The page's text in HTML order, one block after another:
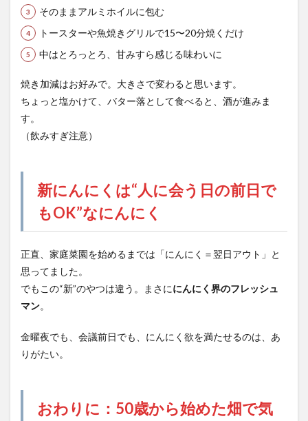
そのままアルミホイルに包む
トースターや魚焼きグリルで15〜20分焼くだけ
中はとろっとろ、甘みすら感じる味わいに
焼き加減はお好みで。大きさで変わると思います。
ちょっと塩かけて、バター落として食べると、酒が進みま
す。
（飲みすぎ注意）
新にんにくは“人に会う日の前日で
もOK”なにんにく
正直、家庭菜園を始めるまでは「にんにく＝翌日アウト」と
思ってました。
でもこの“新”のやつは違う。まさににんにく界のフレッシュ
マン。
金曜夜でも、会議前日でも、にんにく欲を満たせるのは、あ
りがたい。
おわりに：50歳から始めた畑で気